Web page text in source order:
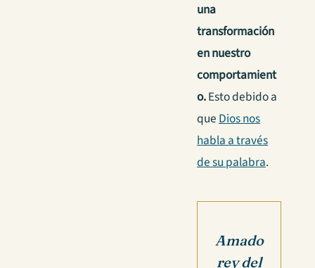
una
transformación
en nuestro
comportamient
o.Esto debido a
queDios nos
habla a través
de su palabra.
Amado
rey del